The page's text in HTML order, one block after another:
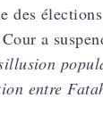
des
a
entre